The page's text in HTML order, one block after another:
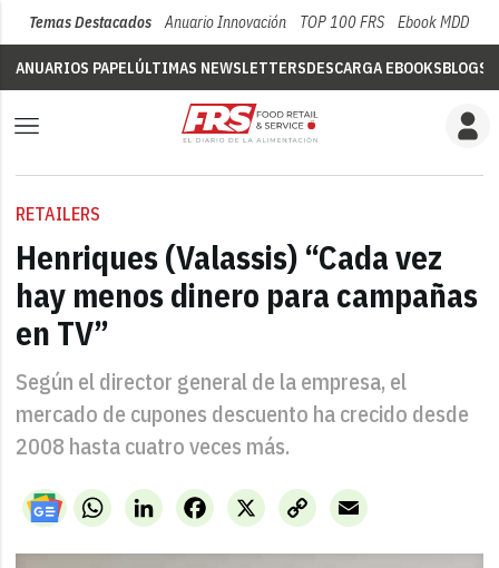
Temas Destacados Anuario Innovación TOP 100 FRS Ebook MDD
ANUARIOS PAPELÚLTIMAS NEWSLETTERSDESCARGA EBOOKSBLOGS
RETAILERS
Henriques (Valassis) “Cada vez
hay menos dinero para campañas
en TV”
Según el director general de la empresa, el
mercado de cupones descuento ha crecido desde
2008 hasta cuatro veces más.
WhatsAppLinkedIn X
Facebook
Copy
Link
Email